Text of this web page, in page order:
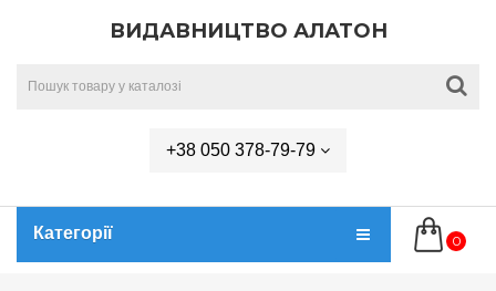
ВИДАВНИЦТВО АЛАТОН
+38 050 378-79-79
Категорії 0